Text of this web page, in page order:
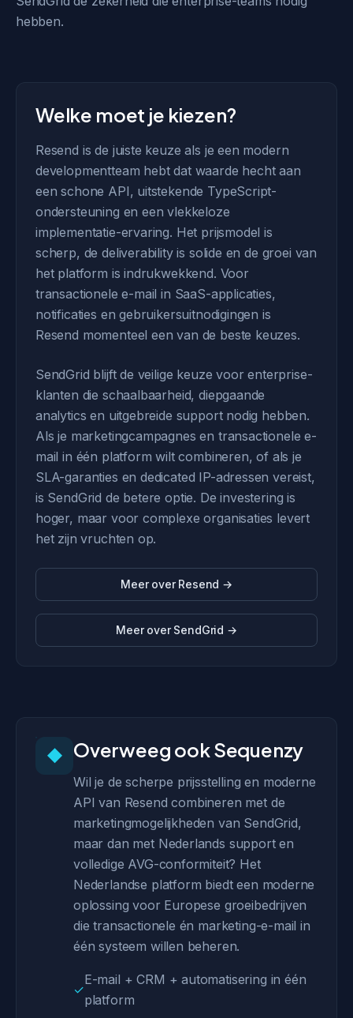
hebben.
Welke moet je kiezen?
Resend is de juiste keuze als je een modern
developmentteam hebt dat waarde hecht aan
een schone API, uitstekende TypeScript-
ondersteuning en een vlekkeloze
implementatie-ervaring. Het prijsmodel is
scherp, de deliverability is solide en de groei van
het platform is indrukwekkend. Voor
transactionele e-mail in SaaS-applicaties,
notificaties en gebruikersuitnodigingen is
Resend momenteel een van de beste keuzes.
SendGrid blijft de veilige keuze voor enterprise-
klanten die schaalbaarheid, diepgaande
analytics en uitgebreide support nodig hebben.
Als je marketingcampagnes en transactionele e-
mail in één platform wilt combineren, of als je
SLA-garanties en dedicated IP-adressen vereist,
is SendGrid de betere optie. De investering is
hoger, maar voor complexe organisaties levert
het zijn vruchten op.
Meer over Resend →
Meer over SendGrid →
◆ Overweeg ook Sequenzy
Wil je de scherpe prijsstelling en moderne
API van Resend combineren met de
marketingmogelijkheden van SendGrid,
maar dan met Nederlands support en
volledige AVG-conformiteit? Het
Nederlandse platform biedt een moderne
oplossing voor Europese groeibedrijven
die transactionele én marketing-e-mail in
één systeem willen beheren.
✓
E-mail + CRM + automatisering in één
platform